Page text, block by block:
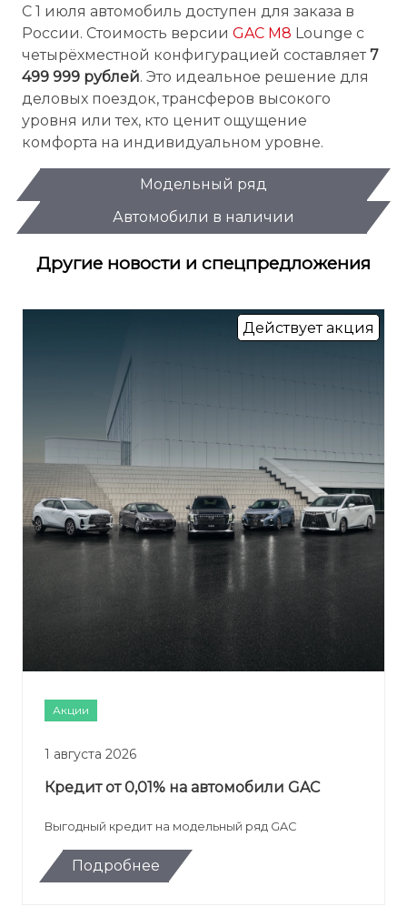
С 1 июля автомобиль доступен для заказа в
России. Стоимость версии GAC M8 Lounge с
четырёхместной конфигурацией составляет7
499 999 рублей. Это идеальное решение для
деловых поездок, трансферов высокого
уровня или тех, кто ценит ощущение
комфорта на индивидуальном уровне.
Модельный ряд
Автомобили в наличии
Другие новости и спецпредложения
Действует акция
Акции
1 августа 2026
Кредит от 0,01% на автомобили GAC
Выгодный кредит на модельный ряд GAC
Подробнее